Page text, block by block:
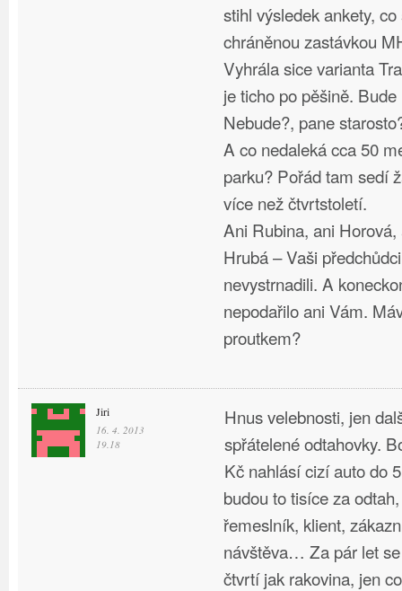
stihl výsledek ankety,
chráněnou zastávkou
Vyhrála sice varianta
je ticho po pěšině.
Nebude?, pane
A co nedaleká cca 50
parku? Pořád tam sedí
více než čtvrtstoletí.
Ani Rubina, ani
Hrubá – Vaši
nevystrnadili. A
nepodařilo ani Vám.
proutkem?
Jiri
16. 4. 2013
19.18
Hnus velebnosti, jen
spřátelené odtahovky.
Kč nahlásí cizí auto do
budou to tisíce za
řemeslník, klient,
návštěva… Za pár let
čtvrtí jak rakovina, jen